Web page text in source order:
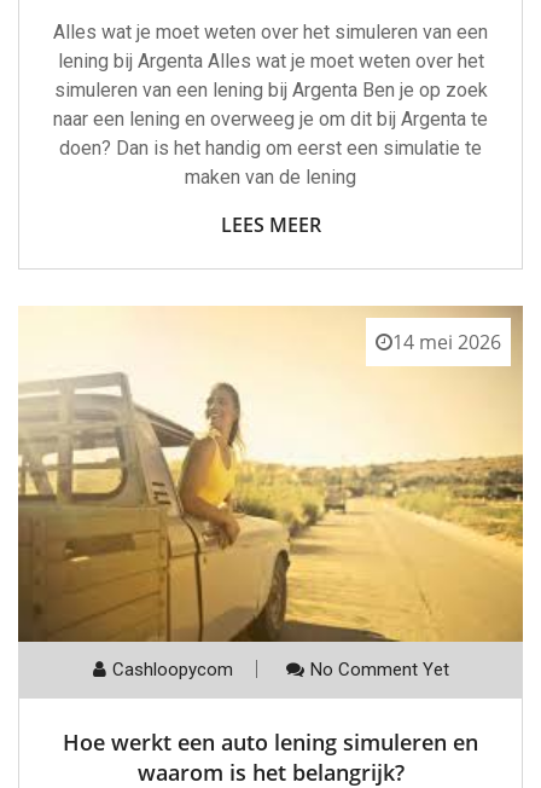
Alles wat je moet weten over het simuleren van een
lening bij Argenta Alles wat je moet weten over het
simuleren van een lening bij Argenta Ben je op zoek
naar een lening en overweeg je om dit bij Argenta te
doen? Dan is het handig om eerst een simulatie te
maken van de lening
LEES MEER
14 mei 2026
Cashloopycom No Comment Yet
Hoe werkt een auto lening simuleren en
waarom is het belangrijk?